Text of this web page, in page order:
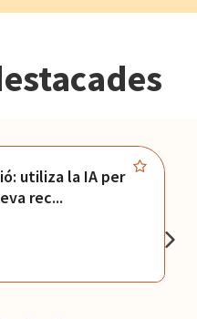
utiliza la IA per
rec...